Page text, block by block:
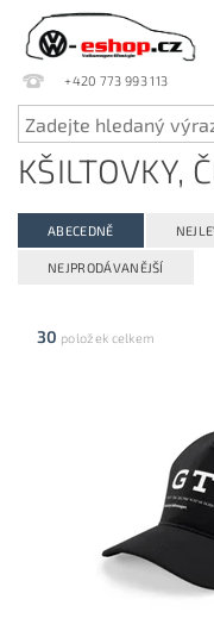
+420 773 993 113
KŠILTOVKY,
ABECEDNĚ
NEJPRODÁVANĚJŠÍ
30 položek celkem